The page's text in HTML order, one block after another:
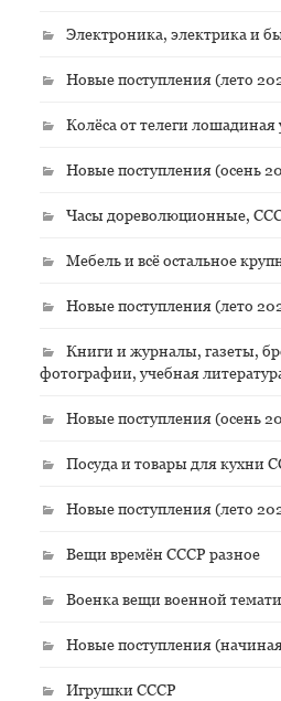
Электроника, электрика и
Новые поступления (лето
Колёса от телеги лошадиная
Новые поступления (осень
Часы дореволюционные,
Мебель и всё остальное
Новые поступления (лето
Книги и журналы, газеты,
фотографии, учебная
Новые поступления (осень
Посуда и товары для кухни
Новые поступления (лето
Вещи времён СССР разное
Военка вещи военной
Новые поступления
Игрушки СССР